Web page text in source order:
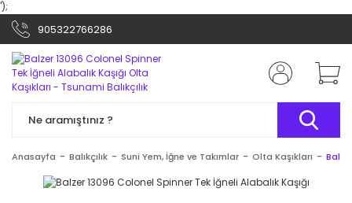
');
905322766286
Anasayfa Balıkçılık Suni Yem, İğne ve Takımlar Olta Kaşıkları